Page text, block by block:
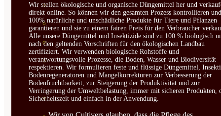
VER TODAS
BIODINÁMICAS DEMETER
HORTALIZA FRUTO
SEMILLAS HORTALIZA DE
HOJA
SEMILLAS AROMÁTICAS
Wir stellen ökologische und organische Düngemittel her und
direkt online. So können wir den gesamten Prozess kontrollieren und
100% natürliche und unschädliche Produkte für Tiere und Pflanzen
garantieren und sie zu einem fairen Preis für den Verbraucher
Alle unsere Düngemittel und Insektizide sind zu 100 % biologisch
nach den geltenden Vorschriften für den ökologischen Landbau
zertifiziert. Wir verwenden biologische Rohstoffe und
verantwortungsvolle Prozesse, die Boden, Wasser und Biodiversität
respektieren. Wir formulieren feste und flüssige Düngemittel,
Bodenregeneratoren und Mangelkorrekturen zur Verbesserung der
Bodenfruchtbarkeit, zur Steigerung der Produktivität und zur
Verringerung der Umweltbelastung, immer mit sicheren Produkten,
Sicherheitszeit und einfach in der Anwendung.